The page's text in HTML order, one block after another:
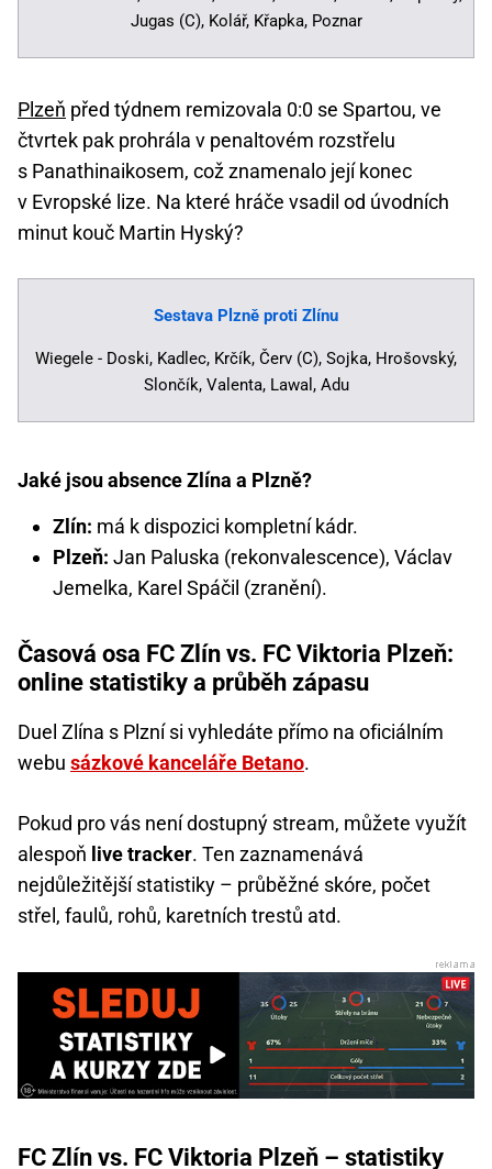
Jugas (C), Kolář, Křapka, Poznar
Plzeň před týdnem remizovala 0:0 se Spartou, ve
čtvrtek pak prohrála v penaltovém rozstřelu
s Panathinaikosem, což znamenalo její konec
v Evropské lize. Na které hráče vsadil od úvodních
minut kouč Martin Hyský?
Sestava Plzně proti Zlínu
Wiegele - Doski, Kadlec, Krčík, Červ (C), Sojka, Hrošovský,
Slončík, Valenta, Lawal, Adu
Jaké jsou absence Zlína a Plzně?
Zlín: má k dispozici kompletní kádr.
Plzeň: Jan Paluska (rekonvalescence), Václav
Jemelka, Karel Spáčil (zranění).
Časová osa FC Zlín vs. FC Viktoria Plzeň:
online statistiky a průběh zápasu
Duel Zlína s Plzní si vyhledáte přímo na oficiálním
webu sázkové kanceláře Betano.
Pokud pro vás není dostupný stream, můžete využít
alespoň live tracker. Ten zaznamenává
nejdůležitější statistiky – průběžné skóre, počet
střel, faulů, rohů, karetních trestů atd.
FC Zlín vs. FC Viktoria Plzeň – statistiky